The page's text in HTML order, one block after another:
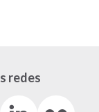
redes
LinkedIn